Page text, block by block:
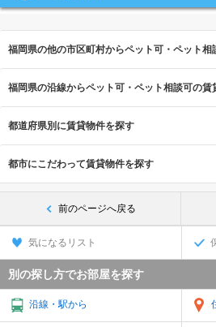
福岡県の他の市区町村からペット可・ペット
福岡県の沿線からペット可・ペット相談可の賃
都道府県別に賃貸物件を探す
都市にこだわって賃貸物件を探す
前のページへ戻る
気になるリスト
別の探し方でお部屋を探す
沿線・駅から